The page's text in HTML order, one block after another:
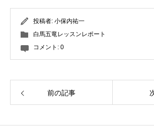
投稿者: 小保内祐一
白馬五竜レッスンレポート
コメント: 0
前の記事